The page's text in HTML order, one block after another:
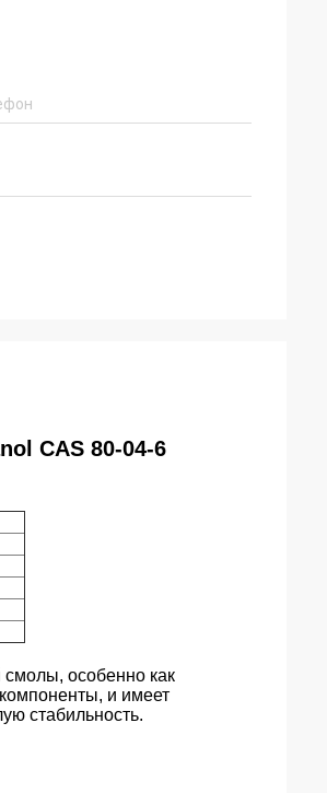
CAS 80-04-6
особенно как
и имеет
стабильность.